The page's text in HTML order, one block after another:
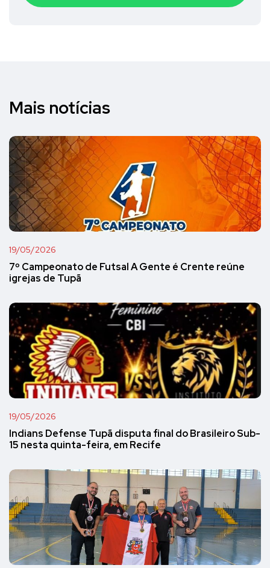
Mais notícias
19/05/2026
7º Campeonato de Futsal A Gente é Crente reúne
igrejas de Tupã
19/05/2026
Indians Defense Tupã disputa final do Brasileiro Sub-
15 nesta quinta-feira, em Recife